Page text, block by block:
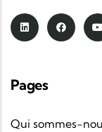
Pages
Qui sommes-